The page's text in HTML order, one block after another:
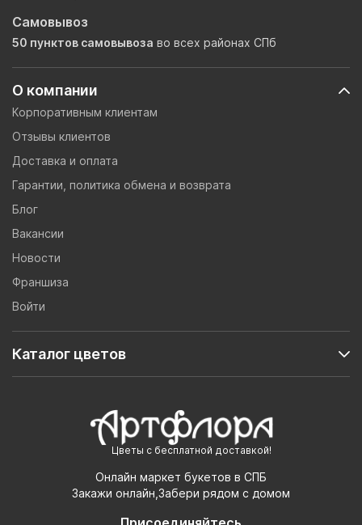
Цветы с бесплатной доставкой!
Онлайн маркет букетов в СПБ
Закажи онлайн,Забери рядом с домом
О компании
Корпоративным клиентам
Отзывы клиентов
Доставка и оплата
Гарантии, политика обмена и возврата
Блог
Вакансии
Новости
Франшиза
Войти
Каталог цветов
Самовывоз
50 пунктов самовывоза во всех районах СПб